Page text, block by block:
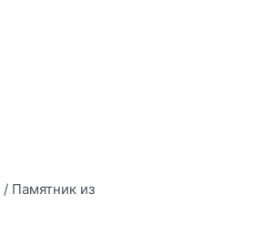
/ Памятник из